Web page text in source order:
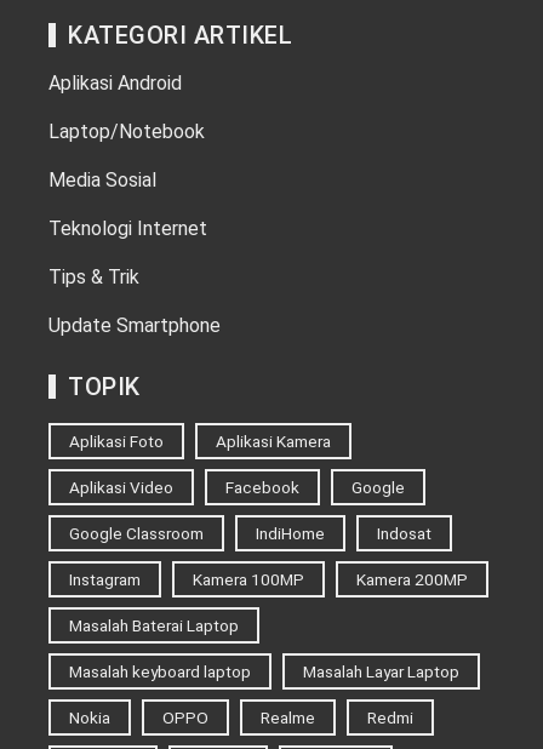
KATEGORI ARTIKEL
Aplikasi Android
Laptop/Notebook
Media Sosial
Teknologi Internet
Tips & Trik
Update Smartphone
TOPIK
Aplikasi Foto Aplikasi Kamera
Aplikasi Video Facebook Google
Google Classroom IndiHome Indosat
Instagram Kamera 100MP Kamera 200MP
Masalah Baterai Laptop
Masalah keyboard laptop Masalah Layar Laptop
Nokia OPPO Realme Redmi